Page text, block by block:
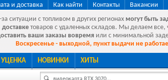
и доставка Как найти Контакты Вакансии
за ситуации с топливом в других регионах могут быть
доставке товаров с удаленных складов. Мы делаем все,
ваши заказы вовремя или с минимальной
Воскресенье - выходной, пункт выдачи не
УЦЕНКА НОВИНКИ ХИТЫ
видеокарта RTX 3070...